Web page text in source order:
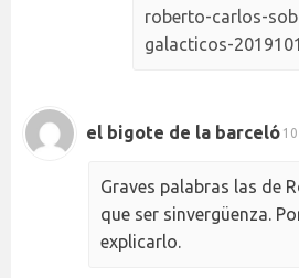
roberto-carlos-
galacticos-
el bigote de la barceló
Graves palabras las de
que ser sinvergüenza.
explicarlo.